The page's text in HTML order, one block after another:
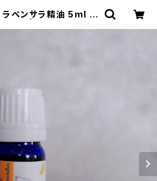
ラベンサラ精油 5ml オ